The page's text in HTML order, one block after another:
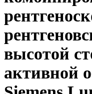
высотой
активной